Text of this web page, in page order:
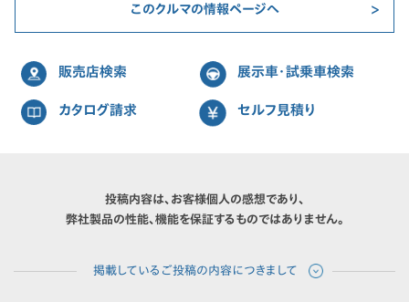
このクルマの情報ページへ
販売店検索 展示車・試乗車検索
カタログ請求 セルフ見積り
投稿内容は、お客様個人の感想であり、
弊社製品の性能、機能を保証するものではありません。